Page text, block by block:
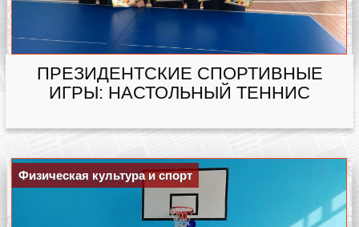
ПРЕЗИДЕНТСКИЕ СПОРТИВНЫЕ
ИГРЫ: НАСТОЛЬНЫЙ ТЕННИС
Физическая культура и спорт